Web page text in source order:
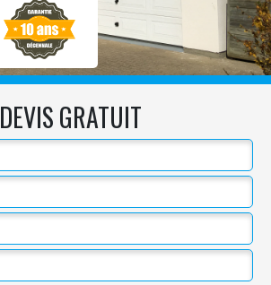
DEVIS GRATUIT